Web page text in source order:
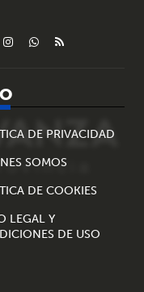
DE PRIVACIDAD
SOMOS
DE COOKIES
LEGAL Y
DE USO